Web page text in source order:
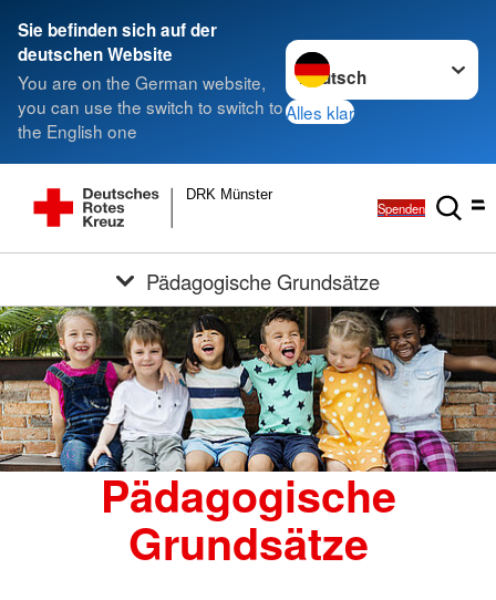
Sie befinden sich auf der
deutschen Website
You are on the German website,
you can use the switch to switch to
the English one
Sprache wechseln zu
Alles klar
DRK Münster
Spenden
Pädagogische Grundsätze
Pädagogische
Grundsätze